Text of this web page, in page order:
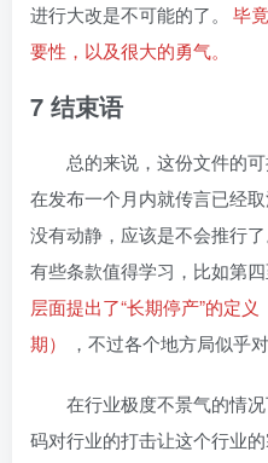
进行大改是不可能的了。
毕
要性，以及很大的勇气。
7 结束语
总的来说，这份文件的
在发布一个月内就传言已经
没有动静，应该是不会推行
有些条款值得学习，比如第四
层面提出了“长期停产”的定
期）
，不过各个地方局似乎
在行业极度不景气的情
码对行业的打击让这个行业的